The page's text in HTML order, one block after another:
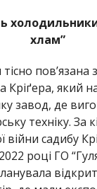
хлам”
тісно
який
завод, де
техніку. За
садибу
році ГО